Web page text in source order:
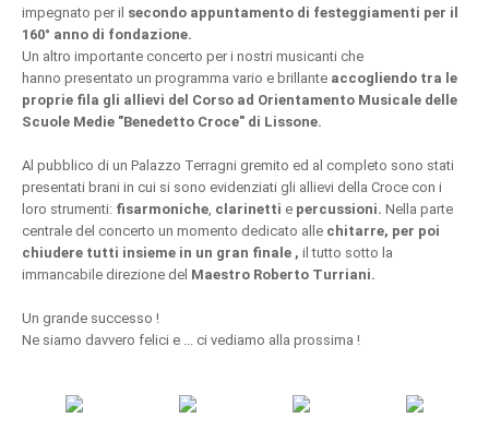
impegnato per il secondo appuntamento di festeggiamenti per il
160° anno di fondazione.
Un altro importante concerto per i nostri musicanti che
hanno presentato un programma vario e brillante accogliendo tra le
proprie fila gli allievi del Corso ad Orientamento Musicale delle
Scuole Medie "Benedetto Croce" di Lissone.
Al pubblico di un Palazzo Terragni gremito ed al completo sono stati
presentati brani in cui si sono evidenziati gli allievi della Croce con i
loro strumenti: fisarmoniche, clarinetti e percussioni. Nella parte
centrale del concerto un momento dedicato alle chitarre, per poi
chiudere tutti insieme in un gran finale , il tutto sotto la
immancabile direzione del Maestro Roberto Turriani.
Un grande successo !
Ne siamo davvero felici e ... ci vediamo alla prossima !